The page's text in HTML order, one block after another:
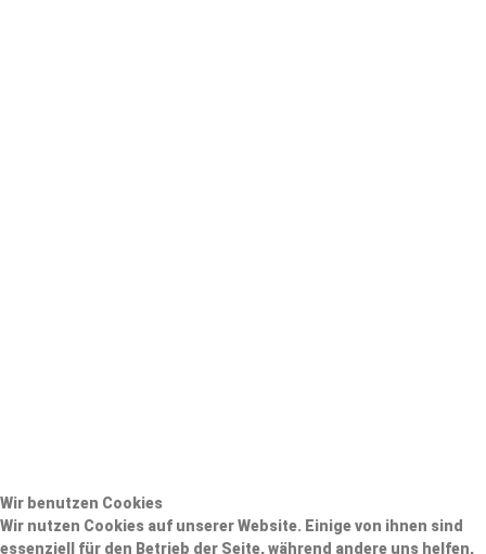
Wir benutzen Cookies
Wir nutzen Cookies auf unserer Website. Einige von ihnen sind
essenziell für den Betrieb der Seite, während andere uns helfen,